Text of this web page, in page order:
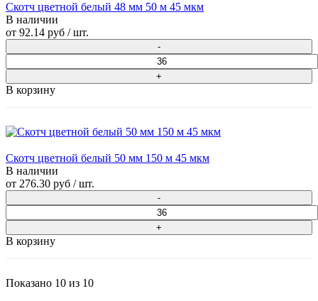
Скотч цветной белый 48 мм 50 м 45 мкм
В наличии
от 92.14 руб / шт.
В корзину
Скотч цветной белый 50 мм 150 м 45 мкм
В наличии
от 276.30 руб / шт.
В корзину
Показано 10 из 10